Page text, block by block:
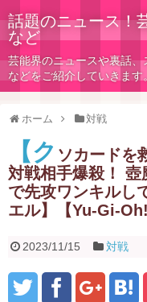
話題のニュース！
など
芸能界のニュースや裏話
などをご紹介していきます。
ホーム 対戦
【ク ソカードを
対戦相手爆殺！
で先攻ワンキルし
エル】【Yu-Gi-
2023/11/15 対戦